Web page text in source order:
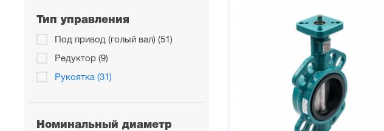
Тип управления
Под привод (голый вал) (51)
Редуктор (9)
Рукоятка (31)
Номинальный диаметр